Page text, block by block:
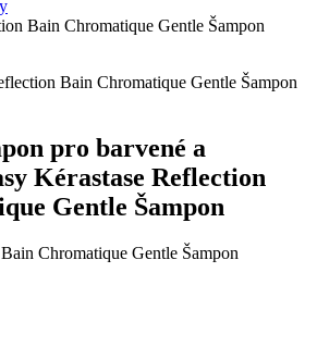
Bain Chromatique Gentle Šampon
Bain Chromatique Gentle Šampon
pro barvené a
Kérastase Reflection
Gentle Šampon